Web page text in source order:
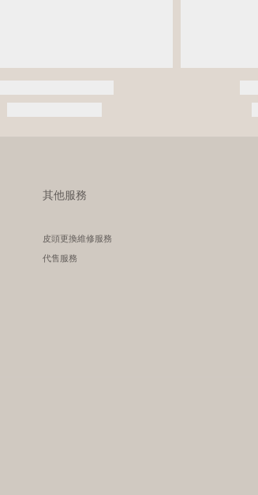
其他服務
皮頭更換維修服務
代售服務